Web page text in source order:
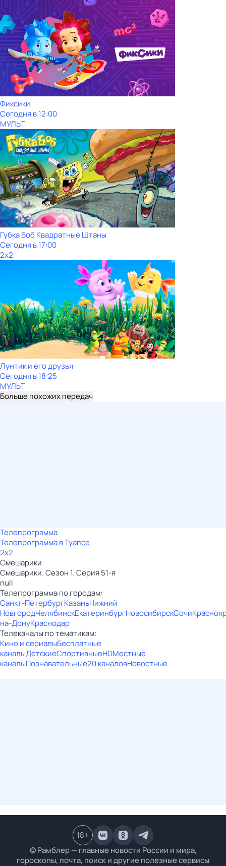
Фиксики
Сегодня в 12:00
МУЛЬТ
Губка Боб Квадратные Штаны
Сегодня в 17:00
2x2
Лунтик и его друзья
Сегодня в 18:25
МУЛЬТ
Больше похожих передач
Телепрограмма
Телепрограмма в Туапсе
2x2
Смешарики
Смешарики. Сезон 1. Серия 51-я
null
Телепрограмма по городам:
Санкт-ПетербургКазаньНижний
НовгородЧелябинскЕкатеринбургНовосибирскСочи
на-ДонуКраснодар
Телеканалы по тематикам:
Кино и сериалыБесплатные
каналыДетскиеСпортивныеHDМестные
каналыПознавательные20 каналовНовостные
© Рамблер — главные новости России и мира,
гороскопы, почта, поиск и другие полезные сервисы
18+